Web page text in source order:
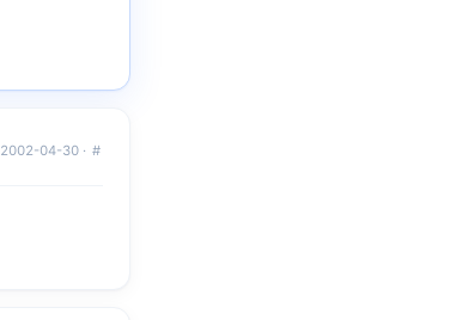
2002-04-30 · #